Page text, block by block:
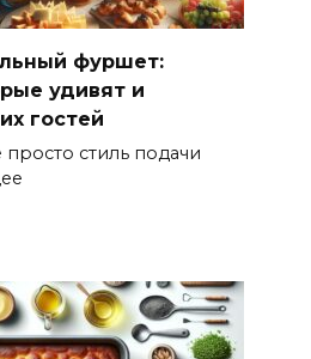
фуршет:
удивят и
гостей
стиль подачи